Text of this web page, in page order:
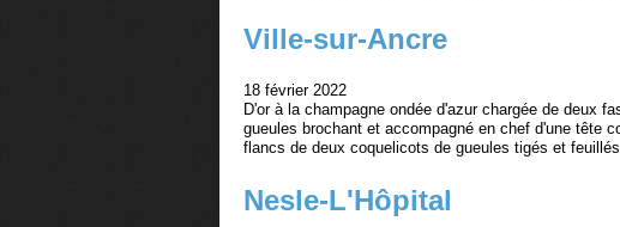
Ville-sur-Ancre
18 février 2022
D'or à la champagne ondée d'azur chargée de deux
gueules brochant et accompagné en chef d'une tête
flancs de deux coquelicots de gueules tigés et
Nesle-L'Hôpital